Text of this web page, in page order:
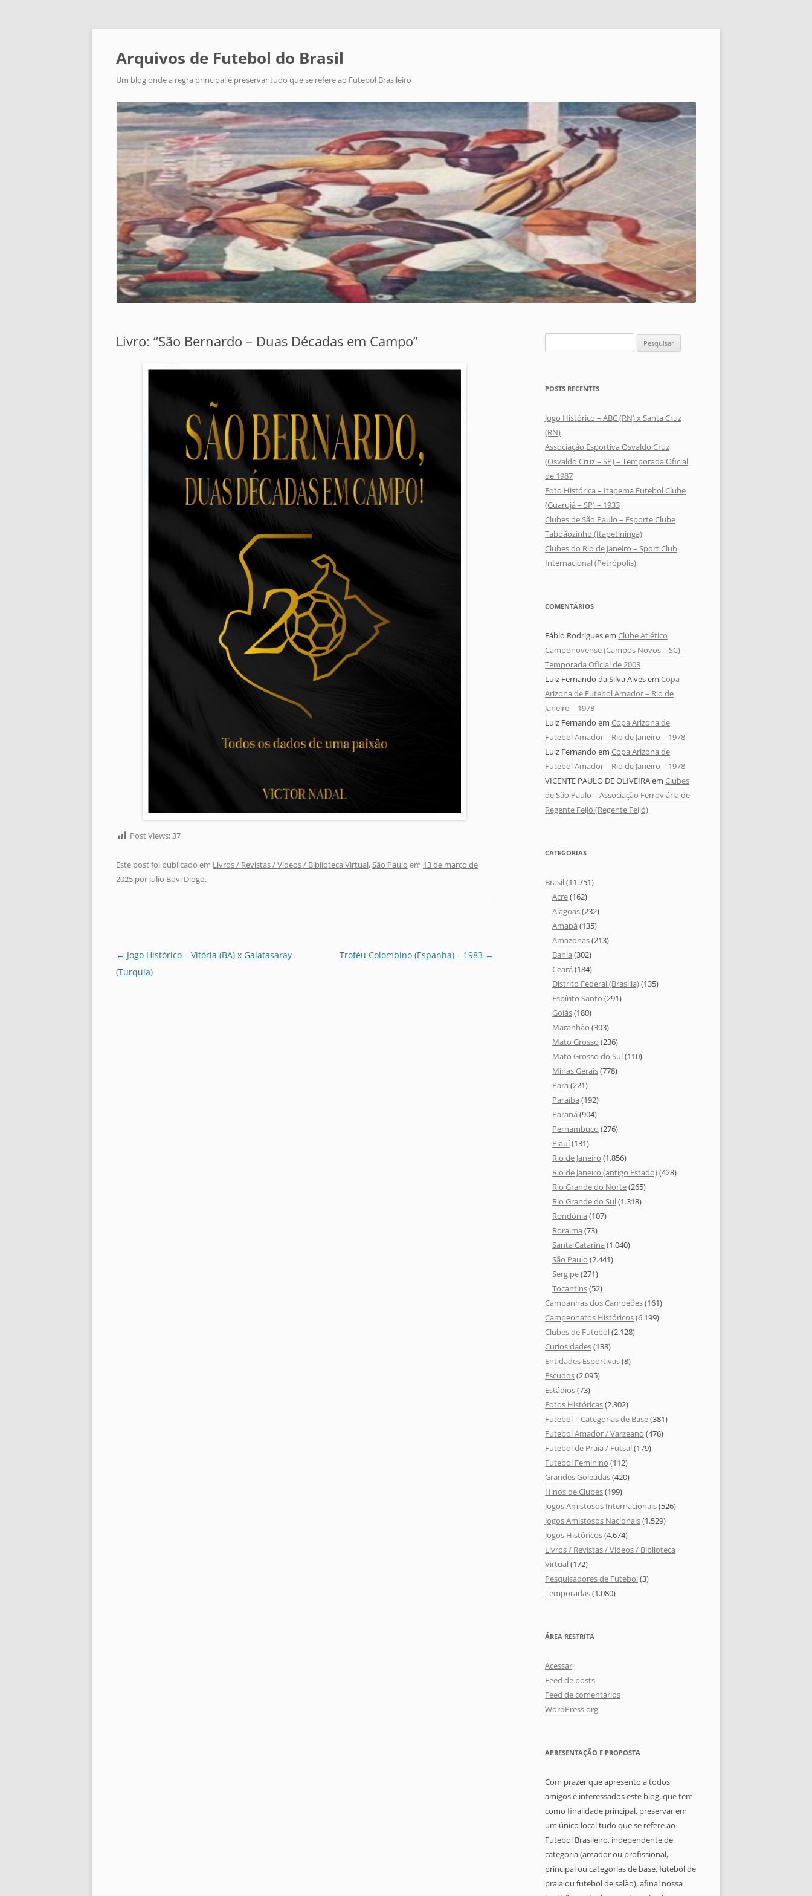
Arquivos de Futebol do Brasil
Um blog onde a regra principal é preservar tudo que se refere ao Futebol Brasileiro
Livro: “São Bernardo – Duas Décadas em Campo”
Post Views:37
Este post foi publicado em Livros / Revistas / Vídeos / Biblioteca Virtual,São Paulo em 13 de março de
2025 por Julio Bovi Diogo.
Navegação
de
← Jogo Histórico – Vitória (BA) x Galatasaray
(Turquia)
Troféu Colombino (Espanha) – 1983 →
por:
POSTS RECENTES
Jogo Histórico – ABC (RN) x Santa Cruz
(RN)
Associação Esportiva Osvaldo Cruz
(Osvaldo Cruz – SP) – Temporada Oficial
de 1987
Foto Histórica – Itapema Futebol Clube
(Guarujá – SP) – 1933
Clubes de São Paulo – Esporte Clube
Taboãozinho (Itapetininga)
Clubes do Rio de Janeiro – Sport Club
Internacional (Petrópolis)
COMENTÁRIOS
Fábio Rodriguesem Clube Atlético
Camponovense (Campos Novos – SC) –
Temporada Oficial de 2003
Luiz Fernando da Silva Alvesem Copa
Arizona de Futebol Amador – Rio de
Janeiro – 1978
Luiz Fernando em Copa Arizona de
Futebol Amador – Rio de Janeiro – 1978
Luiz Fernando em Copa Arizona de
Futebol Amador – Rio de Janeiro – 1978
VICENTE PAULO DE OLIVEIRAem Clubes
de São Paulo – Associação Ferroviária de
Regente Feijó (Regente Feijó)
CATEGORIAS
Brasil(11.751)
Acre(162)
Alagoas(232)
Amapá (135)
Amazonas(213)
Bahia (302)
Ceará (184)
Distrito Federal (Brasília)(135)
Espírito Santo (291)
Goiás(180)
Maranhão (303)
Mato Grosso (236)
Mato Grosso do Sul(110)
Minas Gerais(778)
Pará (221)
Paraíba (192)
Paraná (904)
Pernambuco (276)
Piauí(131)
Rio de Janeiro (1.856)
Rio de Janeiro (antigo Estado)(428)
Rio Grande do Norte(265)
Rio Grande do Sul(1.318)
Rondônia (107)
Roraima (73)
Santa Catarina (1.040)
São Paulo (2.441)
Sergipe(271)
Tocantins(52)
Campanhas dos Campeões(161)
Campeonatos Históricos(6.199)
Clubes de Futebol(2.128)
Curiosidades(138)
Entidades Esportivas(8)
Escudos(2.095)
Estádios(73)
Fotos Históricas(2.302)
Futebol – Categorias de Base(381)
Futebol Amador / Varzeano (476)
Futebol de Praia / Futsal(179)
Futebol Feminino (112)
Grandes Goleadas(420)
Hinos de Clubes(199)
Jogos Amistosos Internacionais(526)
Jogos Amistosos Nacionais(1.529)
Jogos Históricos(4.674)
Livros / Revistas / Vídeos / Biblioteca
Virtual(172)
Pesquisadores de Futebol(3)
Temporadas(1.080)
ÁREA RESTRITA
Acessar
Feed de posts
Feed de comentários
WordPress.org
APRESENTAÇÃO E PROPOSTA
Com prazer que apresento a todos
amigos e interessados este blog, que tem
como finalidade principal, preservar em
um único local tudo que se refere ao
Futebol Brasileiro, independente de
categoria (amador ou profissional,
principal ou categorias de base, futebol de
praia ou futebol de salão), afinal nossa